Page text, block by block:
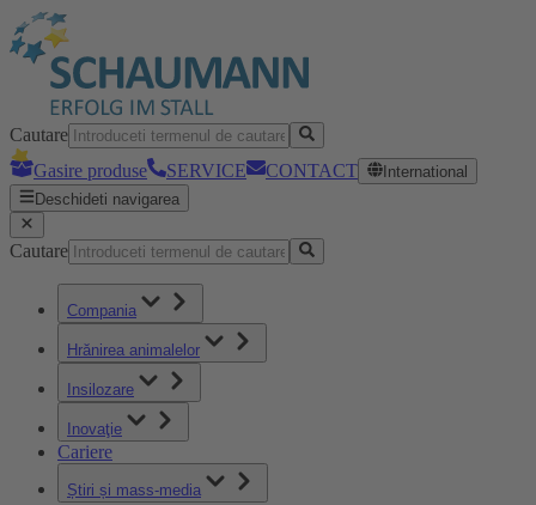
Cautare
Gasire produse
SERVICE CONTACT
International
Deschideti navigarea
Cautare
Compania
Hrănirea animalelor
Insilozare
Inovaţie
Cariere
Știri și mass-media